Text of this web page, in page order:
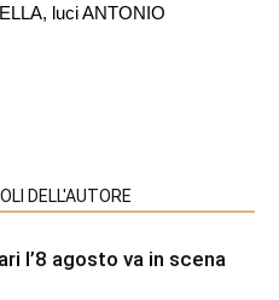
luci ANTONIO
DELL'AUTORE
l’8 agosto va in scena